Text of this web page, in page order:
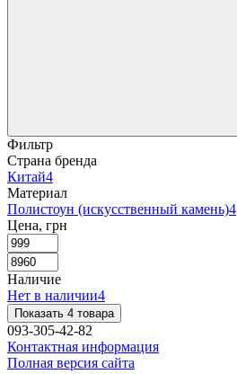
Фильтр
Страна бренда
Китай4
Материал
Полистоун (искусственный камень)4
Цена, грн
Наличие
Нет в наличии4
Показать 4 товара
093-305-42-82
Контактная информация
Полная версия сайта